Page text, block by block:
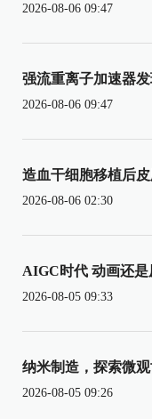
2026-08-06 09:47
强流重离子加速器
2026-08-06 09:47
造血干细胞移植后
2026-08-06 02:30
AIGC时代 动画还
2026-08-05 09:33
纳米制造，探索微
2026-08-05 09:26